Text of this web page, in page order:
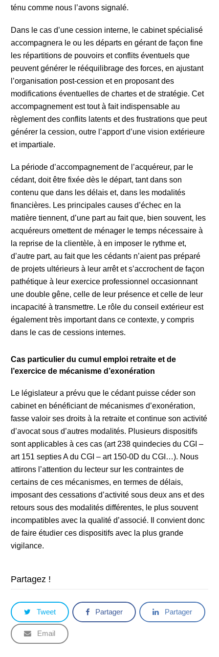
ténu comme nous l’avons signalé.
Dans le cas d’une cession interne, le cabinet spécialisé
accompagnera le ou les départs en gérant de façon fine
les répartitions de pouvoirs et conflits éventuels que
peuvent générer le rééquilibrage des forces, en ajustant
l’organisation post-cession et en proposant des
modifications éventuelles de chartes et de stratégie. Cet
accompagnement est tout à fait indispensable au
règlement des conflits latents et des frustrations que peut
générer la cession, outre l’apport d’une vision extérieure
et impartiale.
La période d’accompagnement de l’acquéreur, par le
cédant, doit être fixée dès le départ, tant dans son
contenu que dans les délais et, dans les modalités
financières. Les principales causes d’échec en la
matière tiennent, d’une part au fait que, bien souvent, les
acquéreurs omettent de ménager le temps nécessaire à
la reprise de la clientèle, à en imposer le rythme et,
d’autre part, au fait que les cédants n’aient pas préparé
de projets ultérieurs à leur arrêt et s’accrochent de façon
pathétique à leur exercice professionnel occasionnant
une double gêne, celle de leur présence et celle de leur
incapacité à transmettre. Le rôle du conseil extérieur est
également très important dans ce contexte, y compris
dans le cas de cessions internes.
Cas particulier du cumul emploi retraite et de
l’exercice de mécanisme d’exonération
Le législateur a prévu que le cédant puisse céder son
cabinet en bénéficiant de mécanismes d’exonération,
fasse valoir ses droits à la retraite et continue son activité
d’avocat sous d’autres modalités. Plusieurs dispositifs
sont applicables à ces cas (art 238 quindecies du CGI –
art 151 septies A du CGI – art 150-0D du CGI…). Nous
attirons l’attention du lecteur sur les contraintes de
certains de ces mécanismes, en termes de délais,
imposant des cessations d’activité sous deux ans et des
retours sous des modalités différentes, le plus souvent
incompatibles avec la qualité d’associé. Il convient donc
de faire étudier ces dispositifs avec la plus grande
vigilance.
Partagez !
Tweet Partager Partager
Email